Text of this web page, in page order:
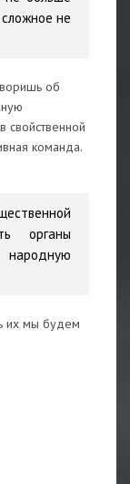
не
об
свойственной
команда.
органы
народную
их мы будем